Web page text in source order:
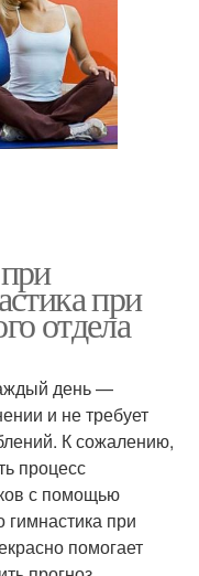
при
отдела
день —
и не требует
К сожалению,
процесс
с помощью
при
помогает